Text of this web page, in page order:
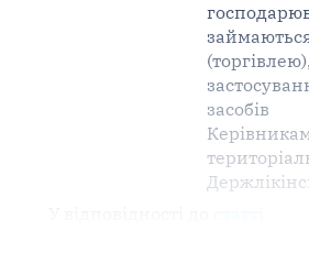
засобів